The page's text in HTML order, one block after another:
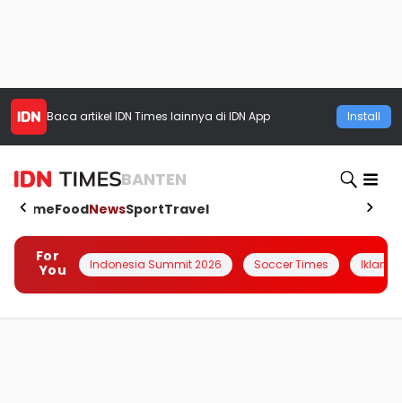
Baca artikel IDN Times lainnya di IDN App Install
BANTEN
HomeFoodNewsSportTravel
For
You
Indonesia Summit 2026 Soccer Times Iklanin